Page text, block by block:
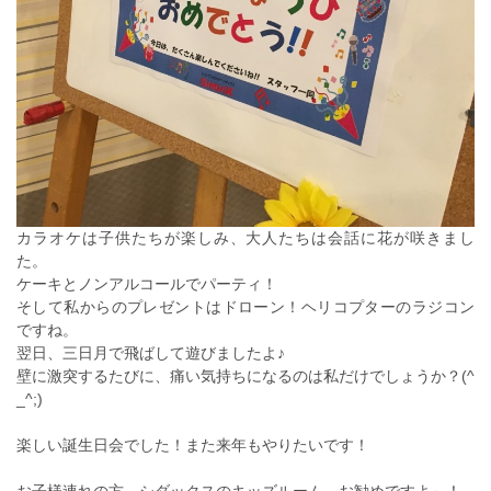
カラオケは子供たちが楽しみ、大人たちは会話に花が咲きまし
た。
ケーキとノンアルコールでパーティ！
そして私からのプレゼントはドローン！ヘリコプターのラジコン
ですね。
翌日、三日月で飛ばして遊びましたよ♪
壁に激突するたびに、痛い気持ちになるのは私だけでしょうか？(^
_^;)
楽しい誕生日会でした！また来年もやりたいです！